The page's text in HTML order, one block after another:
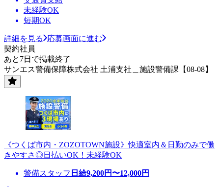
未経験OK
短期OK
詳細を見る
応募画面に進む
契約社員
あと7日で掲載終了
サンエス警備保障株式会社 土浦支社＿施設警備課【08-08】
《つくば市内・ZOZOTOWN施設》快適室内＆日勤のみで働
きやすさ◎日払いOK！未経験OK
警備スタッフ 日給9,200円〜12,000円